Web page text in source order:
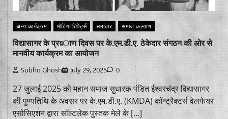
अन्य कार्यक्रम मीडिया रिपोर्ट्स समाचार समाज कल्याण
विद्यासागर के प्रয়ाण दिवस पर के.एम.डी.ए. ठेकेदार संगठन की ओर से
मानवीय कार्यक्रम का आयोजन
Subho Ghosh July 29, 2025 0
27 जुलाई 2025 को महान समाज सुधारक पंडित ईश्वरचंद्र विद्यासागर
की पुण्यतिथि के अवसर पर के.एम.डी.ए. (KMDA) कॉन्ट्रैक्टर्स वेलफेयर
एसोसिएशन द्वारा सॉल्टलेक पुस्तक मेले के […]